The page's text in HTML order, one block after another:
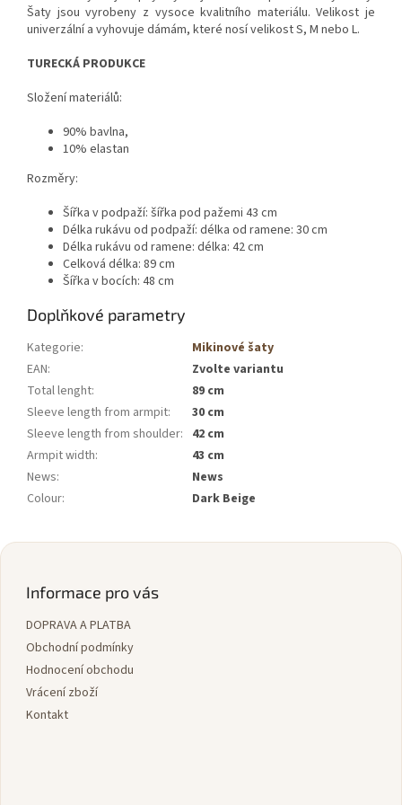
Šaty jsou vyrobeny z vysoce kvalitního materiálu. Velikost je
univerzální a vyhovuje dámám, které nosí velikost S, M nebo L.
TURECKÁ PRODUKCE
Složení materiálů:
90% bavlna,
10% elastan
Rozměry:
Šířka v podpaží: šířka pod pažemi 43 cm
Délka rukávu od podpaží: délka od ramene: 30 cm
Délka rukávu od ramene: délka: 42 cm
Celková délka: 89 cm
Šířka v bocích: 48 cm
Doplňkové parametry
Kategorie:
Mikinové šaty
EAN:
Zvolte variantu
Total lenght:
89 cm
Sleeve length from armpit:
30 cm
Sleeve length from shoulder: 42 cm
Armpit width:
43 cm
News:
News
Colour: Dark Beige
Z
Informace pro vás
DOPRAVA A PLATBA
Obchodní podmínky
Hodnocení obchodu
Vrácení zboží
Kontakt